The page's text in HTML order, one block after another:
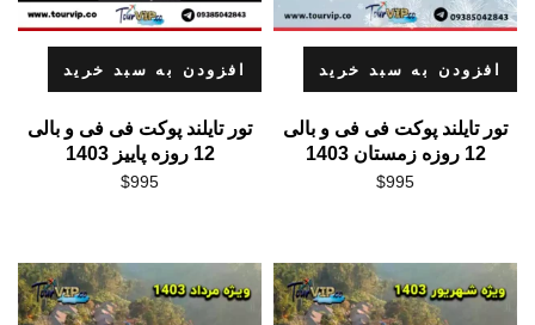
افزودن به سبد خرید
تور تایلند پوکت فی فی و بالی
12 روزه زمستان 1403
$995
افزودن به سبد خرید
تور تایلند پوکت فی فی و بالی
12 روزه پاییز 1403
$995